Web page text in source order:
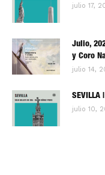
julio 17,
Julio,
y Coro
julio 14,
julio 10,